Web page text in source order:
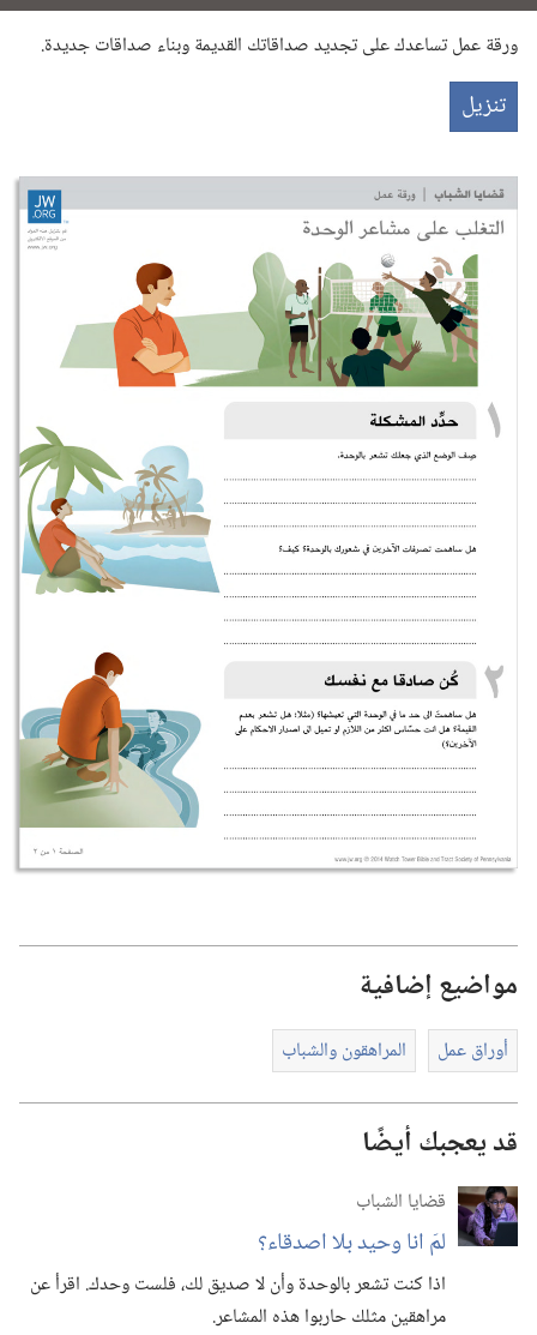
ورقة عمل تساعدك على تجديد صداقاتك القديمة وبناء صداقات جديدة.‏
تنزيل
مواضيع إضافية
أوراق عمل المراهقون والشباب
قد يعجبك أيضًا
قضايا الشباب
لمَ انا وحيد بلا اصدقاء؟‏
اذا كنت تشعر بالوحدة وأن لا صديق لك،‏ فلست وحدك.‏ اقرأ عن
مراهقين مثلك حاربوا هذه المشاعر.‏